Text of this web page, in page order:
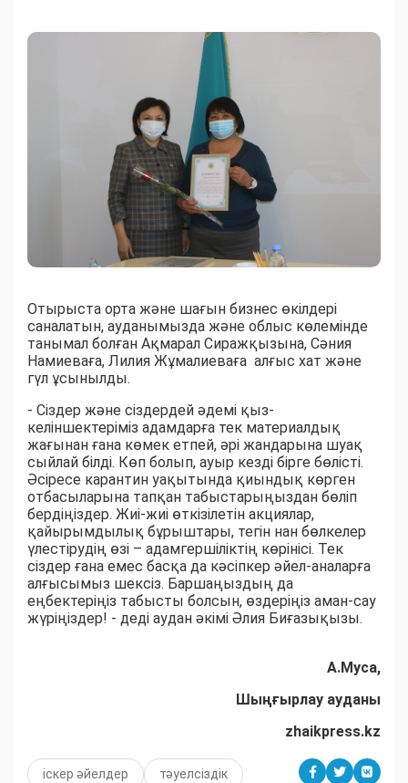
Отырыста орта және шағын бизнес өкілдері
саналатын, ауданымызда және облыс көлемінде
танымал болған Ақмарал Сиражқызына, Сәния
Намиеваға, Лилия Жұмалиеваға алғыс хат және
гүл ұсынылды.
- Сіздер және сіздердей әдемі қыз-
келіншектеріміз адамдарға тек материалдық
жағынан ғана көмек етпей, әрі жандарына шуақ
сыйлай білді. Көп болып, ауыр кезді бірге бөлісті.
Әсіресе карантин уақытында қиындық көрген
отбасыларына тапқан табыстарыңыздан бөліп
бердіңіздер. Жиі-жиі өткізілетін акциялар,
қайырымдылық бұрыштары, тегін нан бөлкелер
үлестірудің өзі – адамгершіліктің көрінісі. Тек
сіздер ғана емес басқа да кәсіпкер әйел-аналарға
алғысымыз шексіз. Баршаңыздың да
еңбектеріңіз табысты болсын, өздеріңіз аман-сау
жүріңіздер! - деді аудан әкімі Әлия Биғазықызы.
А.Муса,
Шыңғырлау ауданы
zhaikpress.kz
іскер әйелдер тәуелсіздік